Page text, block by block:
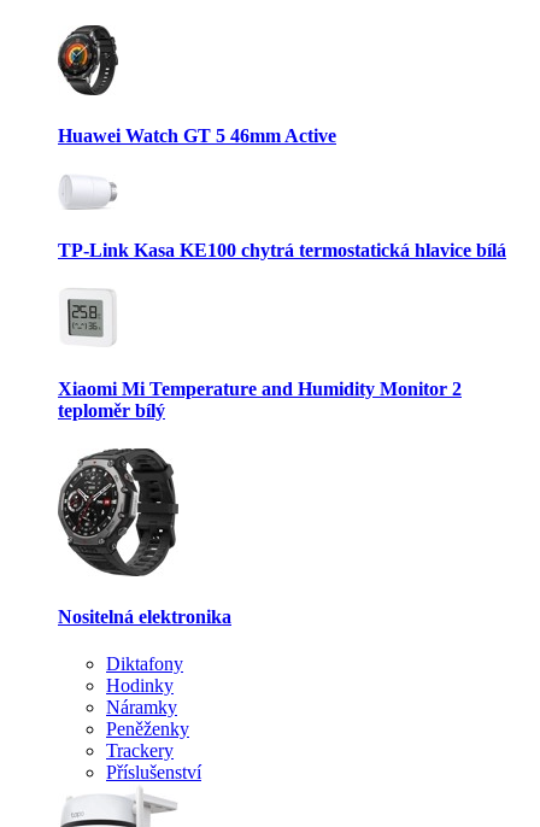
Huawei Watch GT 5 46mm Active
TP-Link Kasa KE100 chytrá termostatická hlavice bílá
Xiaomi Mi Temperature and Humidity Monitor 2
teploměr bílý
Nositelná elektronika
Diktafony
Hodinky
Náramky
Peněženky
Trackery
Příslušenství